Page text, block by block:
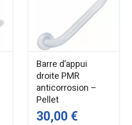
Barre d’appui
droite PMR
anticorrosion –
Pellet
30,00 €